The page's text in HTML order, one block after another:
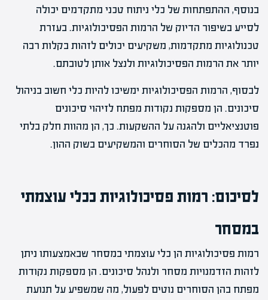
בנוסף, ההתפתחות של כלי ניתוח טכני מתקדמים יכולה
לסייע בשיפור הדיוק של הרמות הפסיכולוגיות. בעזרת
טכנולוגיות מתקדמות, משקיעים יכולים לזהות בקלות רבה
יותר את הרמות הפסיכולוגיות ולנצל אותן לטובתם.
לבסוף, הרמות הפסיכולוגיות ימשיכו להיות כלי חשוב בניהול
סיכונים. הן מספקות נקודות מפתח לזיהוי סיכונים
פוטנציאליים ולהגנה על ההשקעות. כך, הן מהוות חלק בלתי
נפרד מהכלים של הסוחרים והמשקיעים בשוק ההון.
לסיכום: רמות פסיכולוגיות ככלי עוצמתי
במסחר
רמות פסיכולוגיות הן כלי עוצמתי במסחר שבאמצעותו ניתן
לזהות הזדמנויות מסחר ולנהל סיכונים. הן מספקות נקודות
מפתח בהן הסוחרים נוטים לפעול, מה שמשפיע על תנועת